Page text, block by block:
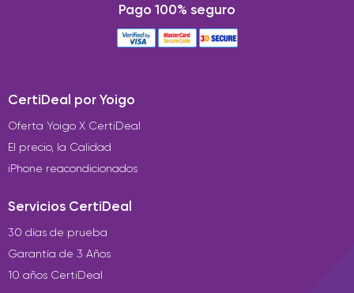
Pago 100% seguro
CertiDeal por Yoigo
Oferta Yoigo X CertiDeal
El precio, la Calidad
iPhone reacondicionados
Servicios CertiDeal
30 días de prueba
Garantía de 3 Años
10 años CertiDeal